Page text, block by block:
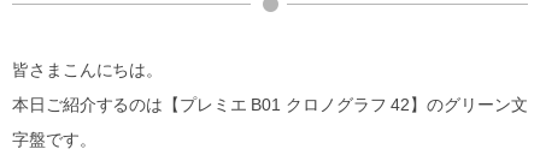
皆さまこんにちは。
本日ご紹介するのは【プレミエ B01 クロノグラフ 42】のグリーン文
字盤です。